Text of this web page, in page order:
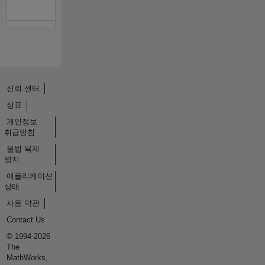
신뢰 센터
상표
개인정보
취급방침
불법 복제
방지
애플리케이션
상태
사용 약관
Contact Us
© 1994-2026
The
MathWorks,